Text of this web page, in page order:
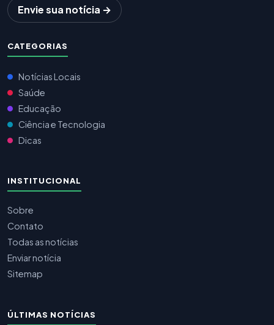
Envie sua notícia →
CATEGORIAS
Notícias Locais
Saúde
Educação
Ciência e Tecnologia
Dicas
INSTITUCIONAL
Sobre
Contato
Todas as notícias
Enviar notícia
Sitemap
ÚLTIMAS NOTÍCIAS